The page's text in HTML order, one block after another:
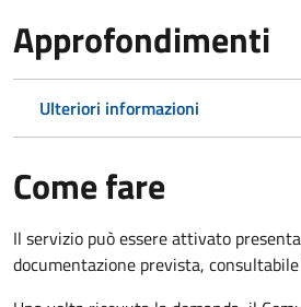
Approfondimenti
Ulteriori informazioni
Come fare
Il servizio può essere attivato
documentazione prevista,